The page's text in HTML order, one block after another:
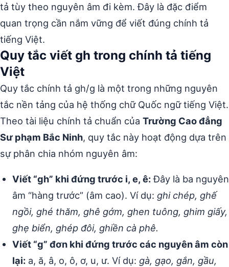
tả tùy theo nguyên âm đi kèm. Đây là đặc điểm
quan trọng cần nắm vững để viết đúng chính tả
tiếng Việt.
Quy tắc viết gh trong chính tả tiếng
Việt
Quy tắc chính tả gh/g là một trong những nguyên
tắc nền tảng của hệ thống chữ Quốc ngữ tiếng Việt.
Theo tài liệu chính tả chuẩn của Trường Cao đẳng
Sư phạm Bắc Ninh, quy tắc này hoạt động dựa trên
sự phân chia nhóm nguyên âm:
Viết “gh” khi đứng trước i, e, ê:Đây là ba nguyên
âm “hàng trước” (âm cao). Ví dụ: ghi chép, ghế
ngồi, ghé thăm, ghê gớm, ghen tuông, ghim giấy,
ghẹ biển, ghép đôi, ghiền cà phê.
Viết “g” đơn khi đứng trước các nguyên âm còn
lại: a, ă, â, o, ô, ơ, u, ư. Ví dụ: gà, gạo, gắn, gầu,